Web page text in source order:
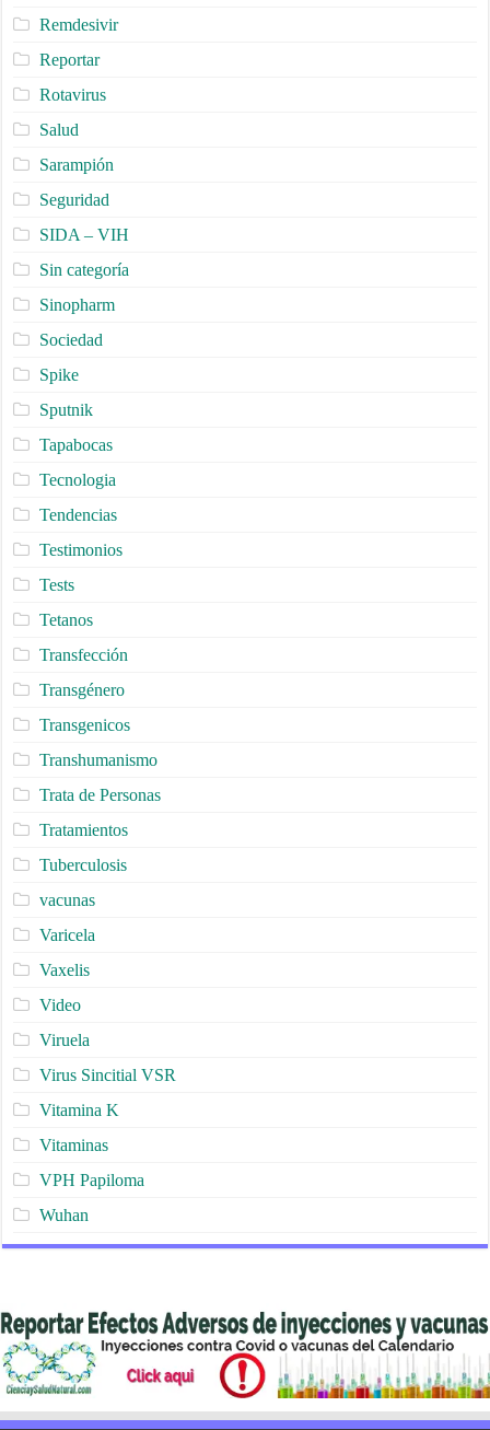
Remdesivir
Reportar
Rotavirus
Salud
Sarampión
Seguridad
SIDA – VIH
Sin categoría
Sinopharm
Sociedad
Spike
Sputnik
Tapabocas
Tecnologia
Tendencias
Testimonios
Tests
Tetanos
Transfección
Transgénero
Transgenicos
Transhumanismo
Trata de Personas
Tratamientos
Tuberculosis
vacunas
Varicela
Vaxelis
Video
Viruela
Virus Sincitial VSR
Vitamina K
Vitaminas
VPH Papiloma
Wuhan